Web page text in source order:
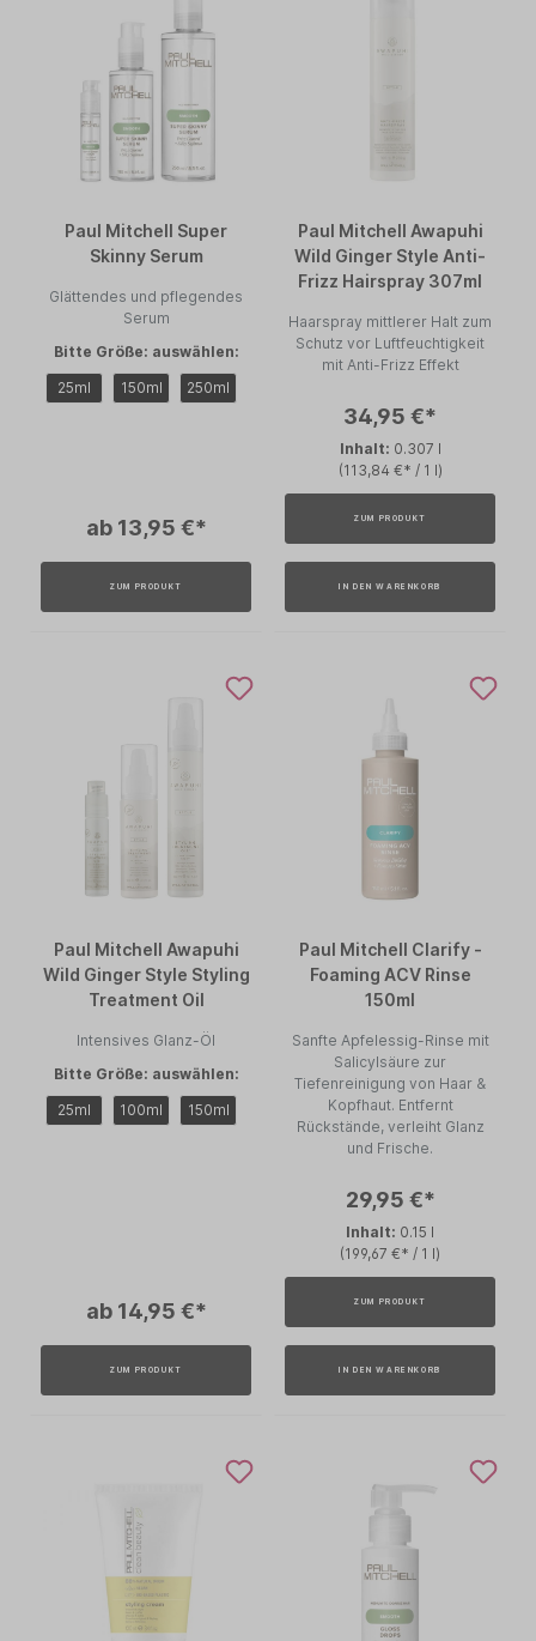
Paul Mitchell Super
Skinny Serum
Glättendes und pflegendes
Serum
Bitte Größe: auswählen:
25ml
150ml 250ml
ab 13,95 €*
ZUM PRODUKT
Paul Mitchell Awapuhi
Wild Ginger Style Anti-
Frizz Hairspray 307ml
Haarspray mittlerer Halt zum
Schutz vor Luftfeuchtigkeit
mit Anti-Frizz Effekt
34,95 €*
Inhalt: 0.307 l
(113,84 €* / 1 l)
ZUM PRODUKT
IN DEN WARENKORB
Paul Mitchell Awapuhi
Wild Ginger Style Styling
Treatment Oil
Intensives Glanz-Öl
Bitte Größe: auswählen:
25ml
100ml 150ml
ab 14,95 €*
ZUM PRODUKT
Paul Mitchell Clarify -
Foaming ACV Rinse
150ml
Sanfte Apfelessig-Rinse mit
Salicylsäure zur
Tiefenreinigung von Haar &
Kopfhaut. Entfernt
Rückstände, verleiht Glanz
und Frische.
29,95 €*
Inhalt: 0.15 l
(199,67 €* / 1 l)
ZUM PRODUKT
IN DEN WARENKORB